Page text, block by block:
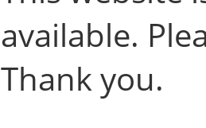
available.
Thank you.